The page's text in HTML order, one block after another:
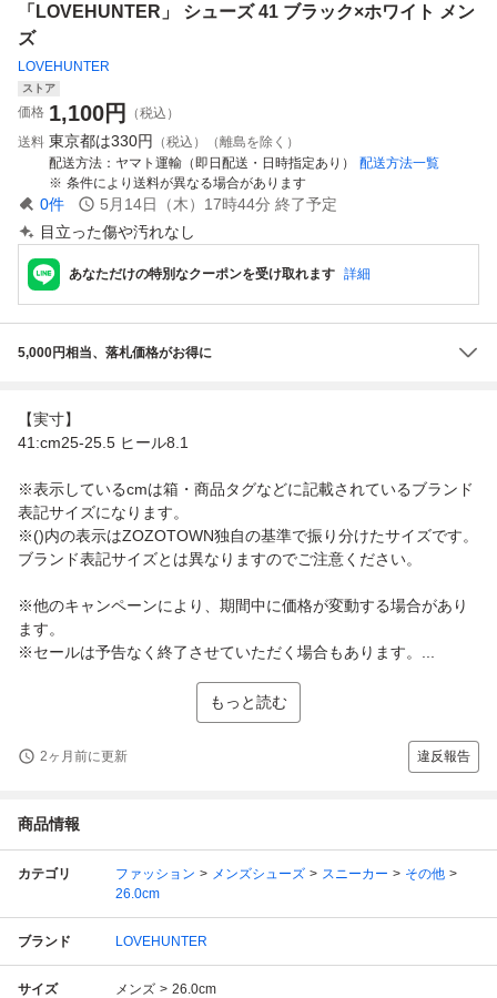
6cm選択可能
「LOVEHUNTER」 シューズ 41 ブラック×ホワイト メン
ズ
LOVEHUNTER
ストア
価格 1,100円
（税込）
送料 東京都は330円
（税込）（離島を除く）
配送方法
ヤマト運輸（即日配送・日時指定あり）
配送方法一覧
条件により送料が異なる場合があります
0件 5月14日（木）17時44分 終了予定
目立った傷や汚れなし
あなただけの特別なクーポンを受け取れます 詳細
5,000円相当、落札価格がお得に
【実寸】
41:cm25-25.5 ヒール8.1
※表示しているcmは箱・商品タグなどに記載されているブランド
表記サイズになります。
※()内の表示はZOZOTOWN独自の基準で振り分けたサイズです。
ブランド表記サイズとは異なりますのでご注意ください。
※他のキャンペーンにより、期間中に価格が変動する場合があり
ます。
※セールは予告なく終了させていただく場合もあります。...
もっと読む
2ヶ月前に更新 違反報告
商品情報
カテゴリ ファッション メンズシューズ スニーカー
その他
26.0cm
ブランド LOVEHUNTER
サイズ メンズ 26.0cm